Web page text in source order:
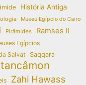
História Antiga
Museu Egípcio do Cairo
Pirâmides Ramses II
Egípcios
Salvat
Saqqara
Zahi Hawass